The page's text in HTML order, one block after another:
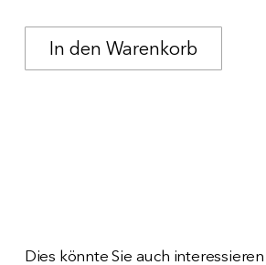
Dies könnte Sie auch interessieren